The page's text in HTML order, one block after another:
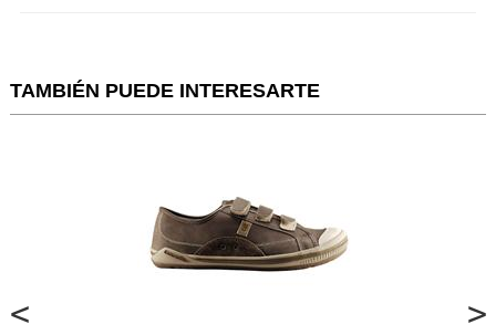
TAMBIÉN PUEDE INTERESARTE
< >